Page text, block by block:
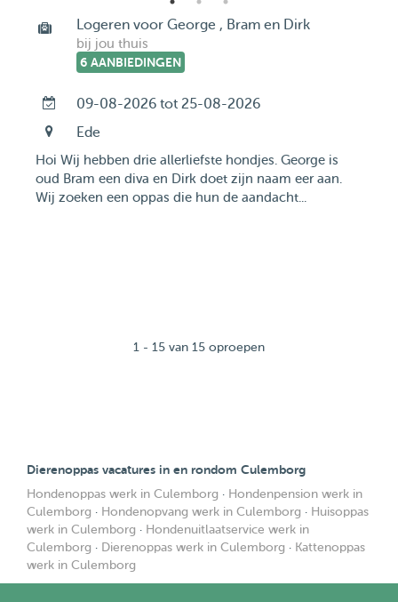
Logeren voor George , Bram en Dirk
bij jou thuis
6 AANBIEDINGEN
09-08-2026 tot 25-08-2026
Ede
Hoi Wij hebben drie allerliefste hondjes. George is
oud Bram een diva en Dirk doet zijn naam eer aan.
Wij zoeken een oppas die hun de aandacht...
1 - 15 van 15 oproepen
Dierenoppas vacatures in en rondom Culemborg
Hondenoppas werk in Culemborg · Hondenpension werk in
Culemborg · Hondenopvang werk in Culemborg · Huisoppas
werk in Culemborg · Hondenuitlaatservice werk in
Culemborg · Dierenoppas werk in Culemborg · Kattenoppas
werk in Culemborg